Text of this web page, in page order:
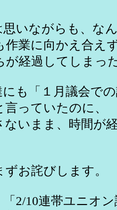
いながらも、な
作業に向かえ合え
が経過してしまっ
も「１月議会で
っていたのに、
ないまま、時間が
お詫びします。
2/10連帯ユニオ